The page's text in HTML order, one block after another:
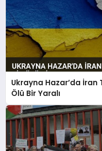
Ukrayna Hazar’da
Ölü Bir Yaralı